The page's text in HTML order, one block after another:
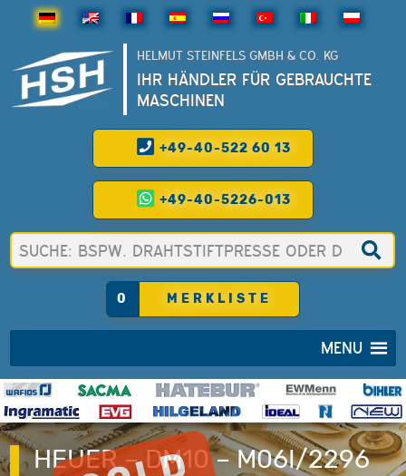
HELMUT STEINFELS GMBH & CO. KG
IHR HÄNDLER FÜR GEBRAUCHTE
MASCHINEN
+49-40-522 60 13
+49-40-5226-013
0 MERKLISTE
MENU
HEUER – DM10 – M06I/2296